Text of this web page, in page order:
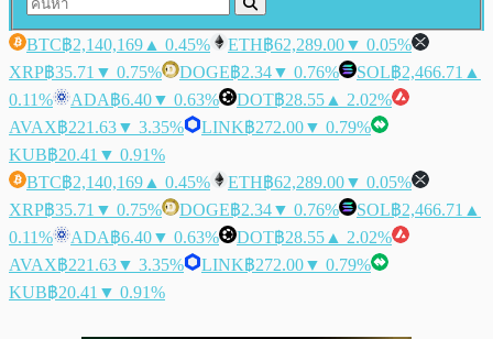
BTC฿2,140,169 ▲ 0.45% ETH฿62,289.00▼ 0.05%
XRP฿35.71 ▼ 0.75% DOGE฿2.34▼ 0.76% SOL฿2,466.71 ▲
0.11%
ADA฿6.40▼ 0.63% DOT฿28.55 ▲ 2.02%
AVAX฿221.63▼ 3.35% LINK฿272.00▼ 0.79%
KUB฿20.41 ▼ 0.91%
BTC฿2,140,169 ▲ 0.45% ETH฿62,289.00▼ 0.05%
XRP฿35.71 ▼ 0.75% DOGE฿2.34▼ 0.76% SOL฿2,466.71 ▲
0.11%
ADA฿6.40▼ 0.63% DOT฿28.55 ▲ 2.02%
AVAX฿221.63▼ 3.35% LINK฿272.00▼ 0.79%
KUB฿20.41 ▼ 0.91%